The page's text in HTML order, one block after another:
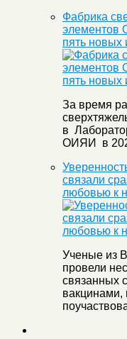
Фабрика
элементов
пять новых
За время
в
ОИЯИ в
связали
любовью к
Ученые из
провели
связанных
вакцинами,